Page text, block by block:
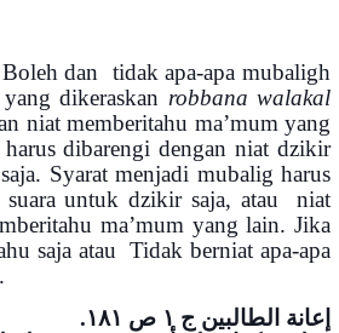
Boleh dan tidak apa-apa mubaligh
dikeraskan robbana walakal
niat memberitahu ma’mum yang
dibarengi dengan niat dzikir
Syarat menjadi mubalig harus
suara untuk dzikir saja, atau niat
ma’mum yang lain. Jika
saja atau Tidak berniat apa-apa
إعانة الطالبين ج ١ ص ١٨١.